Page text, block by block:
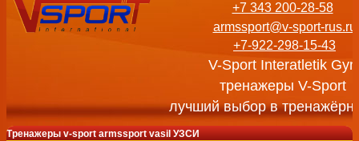
+7 343 200-28-58
armssport@v-sport-rus.ru
+7-922-298-15-43
V-Sport Interatletik
тренажеры V-Sport
лучший выбор в
Тренажеры v-sport armssport vasil УЗСИ